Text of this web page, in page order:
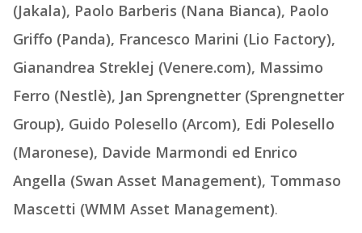
(Jakala), Paolo Barberis (Nana Bianca), Paolo
Griffo (Panda), Francesco Marini (Lio Factory),
Gianandrea Streklej (Venere.com), Massimo
Ferro (Nestlè), Jan Sprengnetter (Sprengnetter
Group), Guido Polesello (Arcom), Edi Polesello
(Maronese), Davide Marmondi ed Enrico
Angella (Swan Asset Management), Tommaso
Mascetti (WMM Asset Management).